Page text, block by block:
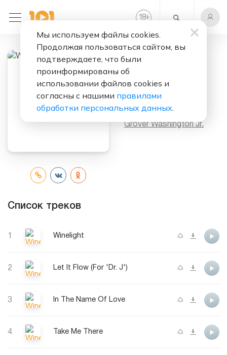
18+
Слушать бесплатно
Исполнитель:
Grover Washington Jr.
Список треков
1 Winelight
2 Let It Flow (For 'Dr. J')
3 In The Name Of Love
4 Take Me There
Мы используем файлы cookies.
Продолжая пользоваться сайтом, вы
подтверждаете, что были
проинформированы об
использовании файлов cookies и
согласны с нашими правилами
обработки персональных данных.